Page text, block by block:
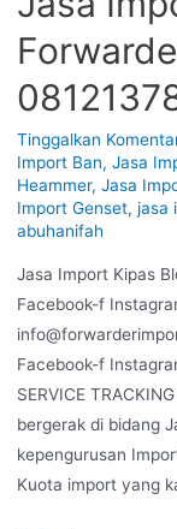
Tinggalkan
Import Ban, Jasa
Heammer, Jasa
Import Genset, jasa
abuhanifah
Jasa Import Kipas
Facebook-f
Facebook-f
SERVICE
bergerak di bidang
kepengurusan
Kuota import yang